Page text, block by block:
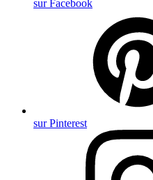
sur Facebook
sur Pinterest